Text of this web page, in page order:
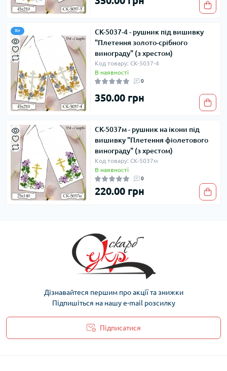
Хіт
СК-5037-4 - рушник під вишивку
"Плетення золото-срібного
винограду" (з хрестом)
Код товару: СК-5037-4
В наявності
0
350.00 грн
СК-5037м - рушник на ікони під
вишивку "Плетення фіолетового
винограду" (з хрестом)
Код товару: СК-5037м
В наявності
0
220.00 грн
Дізнавайтеся першим про акції та знижки
Підпишіться на нашу e-mail розсилку
Підписатися